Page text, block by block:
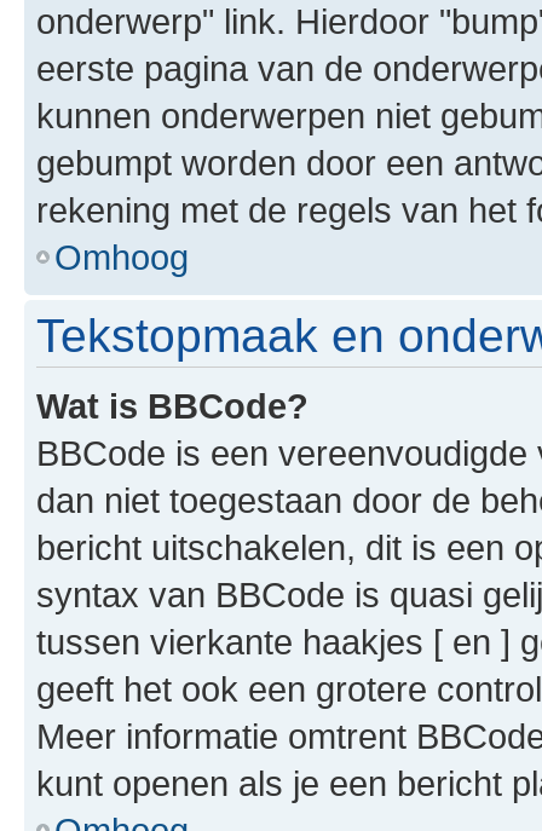
onderwerp" link. Hierdoor
eerste pagina van de
kunnen onderwerpen niet
gebumpt worden door een
rekening met de regels van het
Omhoog
Tekstopmaak en
Wat is BBCode?
BBCode is een
dan niet toegestaan door de
bericht uitschakelen, dit is een
syntax van BBCode is quasi
tussen vierkante haakjes [ en ]
geeft het ook een grotere
Meer informatie omtrent
kunt openen als je een bericht